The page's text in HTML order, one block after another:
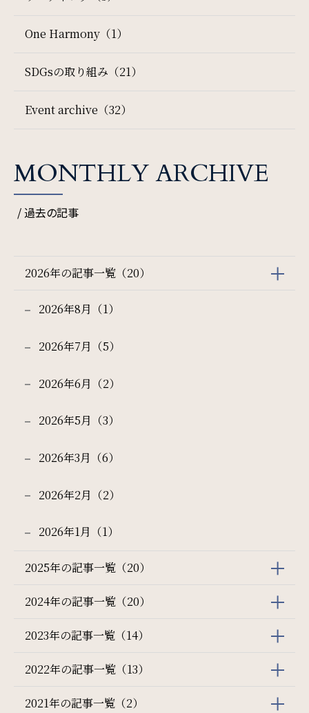
宿泊プラン一覧 ご予約の確認・キャンセル
One Harmony（1）
SDGsの取り組み（21）
Event archive（32）
MONTHLY ARCHIVE
/ 過去の記事
2026年の記事一覧（20）
2026年8月（1）
2026年7月（5）
2026年6月（2）
2026年5月（3）
2026年3月（6）
2026年2月（2）
2026年1月（1）
2025年の記事一覧（20）
2024年の記事一覧（20）
2023年の記事一覧（14）
2022年の記事一覧（13）
2021年の記事一覧（2）